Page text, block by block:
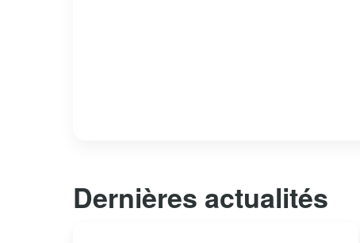
Dernières actualités